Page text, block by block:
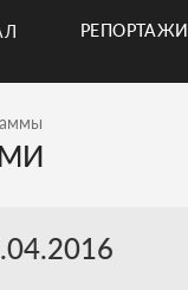
РЕПОРТАЖИ